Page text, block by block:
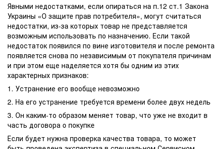
Явными недостатками, если опираться на п.12 ст.1 Закона
Украины «О защите прав потребителя», могут считаться
недостатки, из-за которых товар не представляется
возможным использовать по назначению. Если такой
недостаток появился по вине изготовителя и после ремонта
появляется снова по независимым от покупателя причинам
и при этом еще наделяется хотя бы одним из этих
характерных признаков:
1. Устранение его вообще невозможно
2. На его устранение требуется времени более двух недель
3. Он каким-то образом меняет товар, что уже не входит в
часть договора о покупке
Если будет нужна проверка качества товара, то может